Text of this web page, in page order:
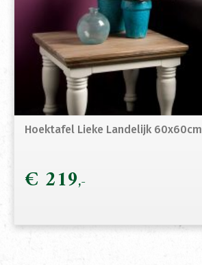
Hoektafel Lieke Landelijk 60x60cm
€ 219